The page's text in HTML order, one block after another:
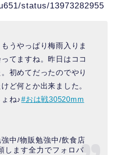
status/13973282955
うやっぱり梅雨入りま
てますね。昨日はココ
初めてだったのでやり
ど何とか出来ました。
ね♪#おは戦30520mm
中/物販勉強中/飲食店
します全力でフォロバ